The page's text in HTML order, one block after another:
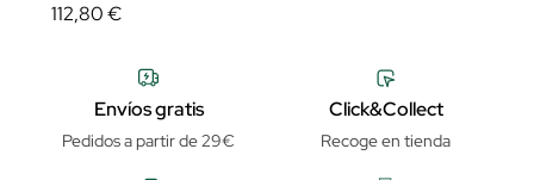
112,80 €
Envíos gratis
Pedidos a partir de 29€
Click&Collect
Recoge en tienda